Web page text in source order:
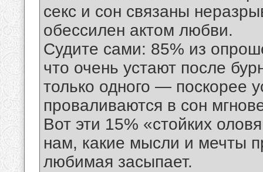
секс и сон связаны
обессилен актом любви.
Судите сами: 85% из
что очень устают после
только одного — поскорее
проваливаются в сон
Вот эти 15% «стойких
нам, какие мысли и мечты
любимая засыпает.